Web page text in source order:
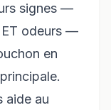
signes —
ET odeurs —
en
aide au